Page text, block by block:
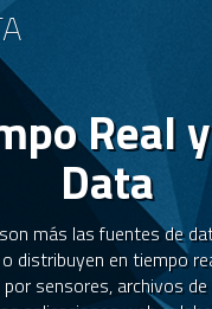
Real
Data
más las fuentes de
distribuyen en tiempo
sensores, archivos